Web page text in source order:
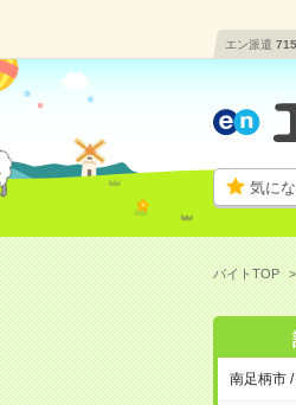
エン派遣
気に
バイトTOP
南足柄市